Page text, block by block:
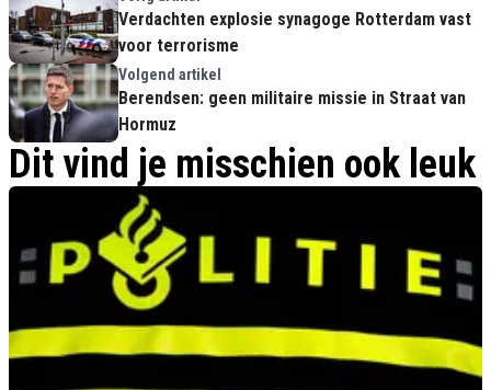
Verdachten explosie synagoge Rotterdam vast
voor terrorisme
Volgend artikel
Berendsen: geen militaire missie in Straat van
Hormuz
Dit vind je misschien ook leuk